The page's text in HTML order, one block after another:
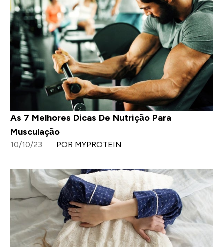
As 7 Melhores Dicas De Nutrição Para
Musculação
10/10/23 POR MYPROTEIN